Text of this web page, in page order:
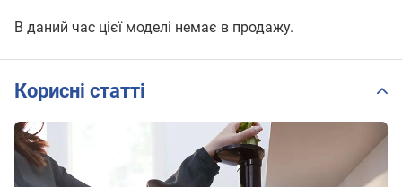
В даний час цієї моделі немає в продажу.
Корисні статті